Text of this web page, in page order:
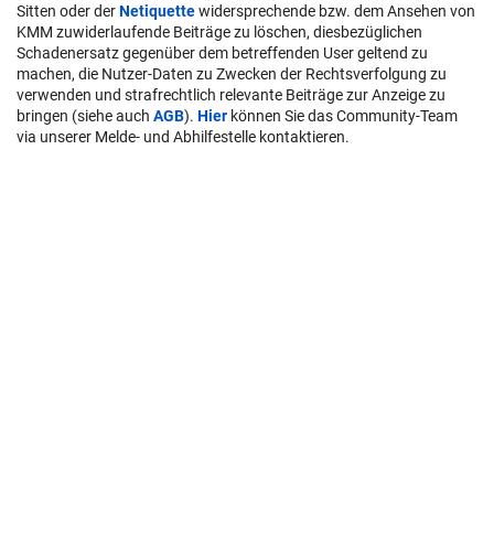
Sitten oder derNetiquettewidersprechende bzw. dem Ansehen von
KMM zuwiderlaufende Beiträge zu löschen, diesbezüglichen
Schadenersatz gegenüber dem betreffenden User geltend zu
machen, die Nutzer-Daten zu Zwecken der Rechtsverfolgung zu
verwenden und strafrechtlich relevante Beiträge zur Anzeige zu
bringen (siehe auch AGB). Hier können Sie das Community-Team
via unserer Melde- und Abhilfestelle kontaktieren.